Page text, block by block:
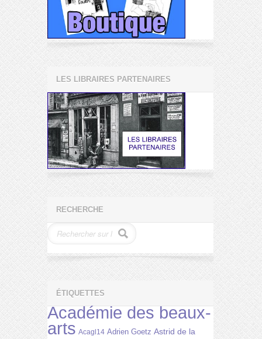
LES LIBRAIRES PARTENAIRES
RECHERCHE
ÉTIQUETTES
Académie des beaux-
arts Acagl14 Adrien Goetz Astrid de la